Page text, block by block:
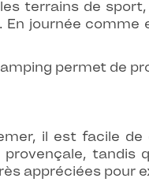
terrains de
journée
permet de
il est facile
appréciées pour